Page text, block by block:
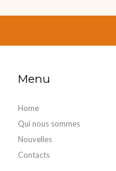
Menu
Home
Qui nous sommes
Nouvelles
Contacts